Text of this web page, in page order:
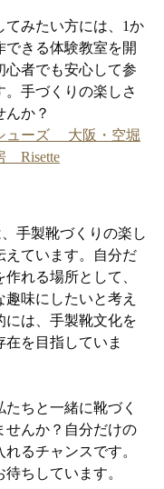
てみたい方には、1か
できる体験教室を開
心者でも安心して参
。手づくりの楽しさ
んか？
ューズ 　大阪・空堀
Risette
手製靴づくりの楽し
えています。自分だ
れる場所として、
味にしたいと考え
には、手製靴文化を
在を目指していま
ちと一緒に靴づく
せんか？自分だけの
るチャンスです。
ちしています。